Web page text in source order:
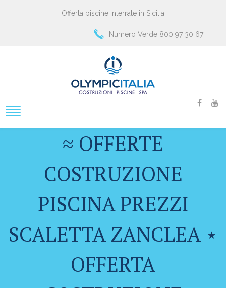
Offerta piscine interrate in Sicilia
Numero Verde 800 97 30 67
≈ OFFERTE
COSTRUZIONE
PISCINA PREZZI
SCALETTA ZANCLEA ⋆
OFFERTA